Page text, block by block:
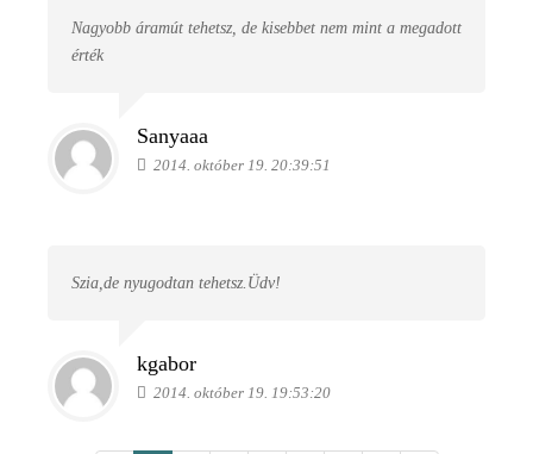
Nagyobb áramút tehetsz, de kisebbet nem mint a megadott
érték
Sanyaaa
2014. október 19. 20:39:51
Szia,de nyugodtan tehetsz.Üdv!
kgabor
2014. október 19. 19:53:20